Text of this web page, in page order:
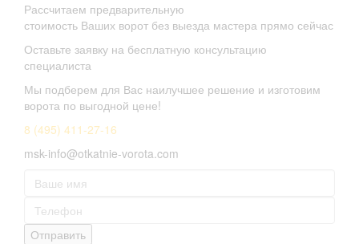
Рассчитаем предварительную
стоимость Ваших ворот без выезда мастера прямо сейчас
Оставьте заявку на бесплатную консультацию
специалиста
Мы подберем для Вас наилучшее решение и изготовим
ворота по выгодной цене!
8 (495) 411-27-16
msk-info@otkatnie-vorota.com
Отправить